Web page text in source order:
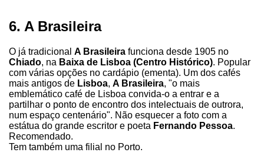
6. A Brasileira
O já tradicional A Brasileira funciona desde 1905 no
Chiado, na Baixa de Lisboa (Centro Histórico). Popular
com várias opções no cardápio (ementa). Um dos cafés
mais antigos de Lisboa, A Brasileira, "o mais
emblemático café de Lisboa convida-o a entrar e a
partilhar o ponto de encontro dos intelectuais de outrora,
num espaço centenário". Não esquecer a foto com a
estátua do grande escritor e poeta Fernando Pessoa.
Recomendado.
Tem também uma filial no Porto.